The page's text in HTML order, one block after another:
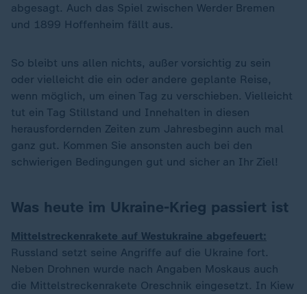
abgesagt. Auch das Spiel zwischen Werder Bremen
und 1899 Hoffenheim fällt aus.
So bleibt uns allen nichts, außer vorsichtig zu sein
oder vielleicht die ein oder andere geplante Reise,
wenn möglich, um einen Tag zu verschieben. Vielleicht
tut ein Tag Stillstand und Innehalten in diesen
herausfordernden Zeiten zum Jahresbeginn auch mal
ganz gut. Kommen Sie ansonsten auch bei den
schwierigen Bedingungen gut und sicher an Ihr Ziel!
Was heute im Ukraine-Krieg passiert ist
Mittelstreckenrakete auf Westukraine abgefeuert:
Russland setzt seine Angriffe auf die Ukraine fort.
Neben Drohnen wurde nach Angaben Moskaus auch
die Mittelstreckenrakete Oreschnik eingesetzt. In Kiew